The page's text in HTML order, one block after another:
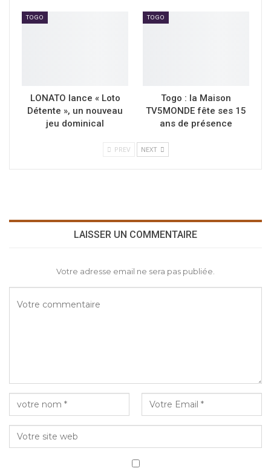
TOGO
LONATO lance « Loto
Détente », un nouveau
jeu dominical
TOGO
Togo : la Maison
TV5MONDE fête ses 15
ans de présence
PREV NEXT
LAISSER UN COMMENTAIRE
Votre adresse email ne sera pas publiée.